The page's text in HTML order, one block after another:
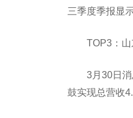
三季度季报显
TOP3：
3月30日
鼓实现总营收